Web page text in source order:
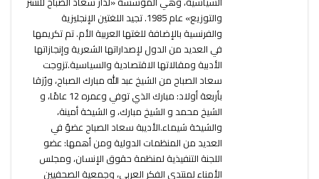
والتوزيع» عام 1985. تجيد اللغتين الإنجليزية
والفرنسية بالإضافة للغتها العربية الأم. تم تكريمها
في العديد من الدول لإصداراتها الشعرية وإنجازاتها
الأدبية ومقالاتها الاقتصادية والسياسية.تزوجت
سعاد الصباح من الشيخ عبد الله مبارك الصباح، ورُزقا
بأربعة أولاد: مبارك الذي توفي وعمره 12 عامًا، و
الشيخ محمد و الشيخ مبارك، و الشيخة أمينة،
والشيخة شيماء.الأديبة سعاد الصباح عضوٌ في
العديد من المنظمات الدولية ومن أهمها: عضو
اللجنة التنفيذية لمنظمة حقوق الإنسان، ومجلس
الأمناء لمنتدى الفكر العربي، وجمعية الصحفيين